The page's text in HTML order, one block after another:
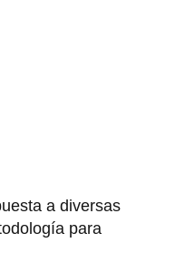
a diversas
para